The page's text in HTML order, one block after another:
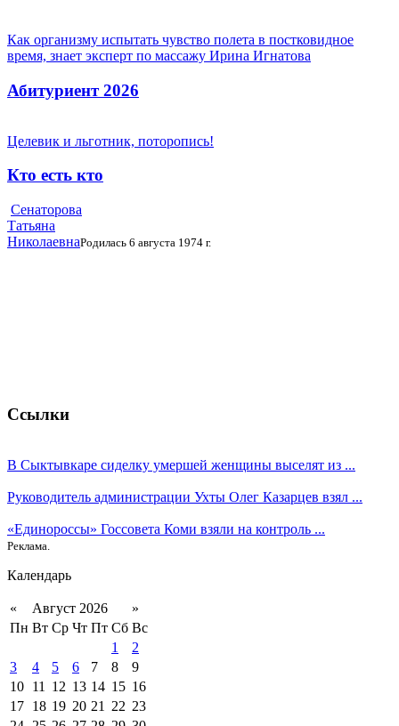
Как организму испытать чувство полета в постковидное
время, знает эксперт по массажу Ирина Игнатова
Абитуриент 2026
Целевик и льготник, поторопись!
Кто есть кто
Сенаторова
Татьяна
НиколаевнаРодилась 6 августа 1974 г.
Ссылки
В Сыктывкаре сиделку умершей женщины выселят из ...
Руководитель администрации Ухты Олег Казарцев взял ...
«Единороссы» Госсовета Коми взяли на контроль ...
Реклама.
Календарь
« Август 2026
»
Пн Вт Ср Чт Пт Сб Вс
1
2
3
4 5 6 7 8
9
10 11 12 13 14 15 16
17 18 19 20 21 22 23